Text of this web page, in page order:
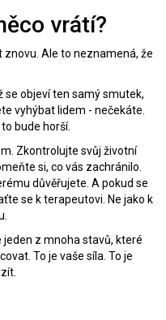
vrátí?
znovu. Ale to neznamená, že
se objeví ten samý smutek,
vyhýbat lidem - nečekáte.
bude horší.
Zkontrolujte svůj životní
si, co vás zachránilo.
důvěřujete. A pokud se
se k terapeutovi. Ne jako k
jeden z mnoha stavů, které
To je vaše síla. To je